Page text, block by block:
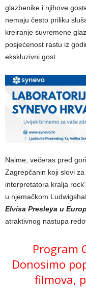
glazbenike i njihove
nemaju često priliku
kreiranje suvremene
posjećenost rastu iz
ekskluzivni gost.
Naime, večeras pred
Zagrepčanin koji slovi
interpretatora kralja
u njemačkom
Elvisa Presleya u
atraktivnog nastupa
Program
Donosimo
filmova,